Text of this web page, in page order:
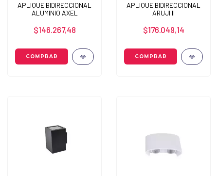
APLIQUE BIDIRECCIONAL
ALUMINIO AXEL
$146.267,48
APLIQUE BIDIRECCIONAL
ARUJI II
$176.049,14